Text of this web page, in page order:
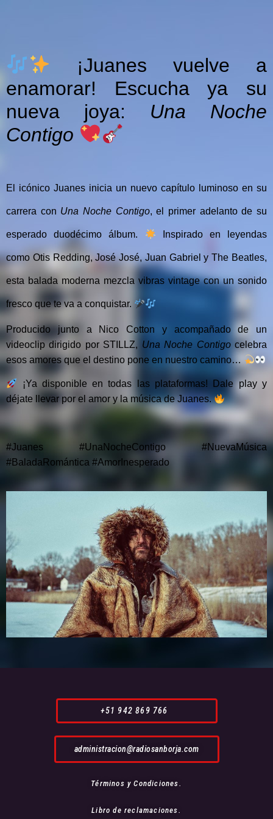
¡Juanes vuelve a
enamorar! Escucha ya su
nueva joya: Una Noche
Contigo
El icónico Juanes inicia un nuevo capítulo luminoso en su
carrera con Una Noche Contigo, el primer adelanto de su
esperado duodécimo álbum. Inspirado en leyendas
como Otis Redding, José José, Juan Gabriel y The Beatles,
esta balada moderna mezcla vibras vintage con un sonido
fresco que te va a conquistar.
Producido junto a Nico Cotton y acompañado de un
videoclip dirigido por STILLZ, Una Noche Contigocelebra
esos amores que el destino pone en nuestro camino…
¡Ya disponible en todas las plataformas! Dale play y
déjate llevar por el amor y la música de Juanes.
#Juanes #UnaNocheContigo #NuevaMúsica
#BaladaRomántica #AmorInesperado
+51 942 869 766
administracion@radiosanborja.com
Términos y Condiciones.
Libro de reclamaciones.